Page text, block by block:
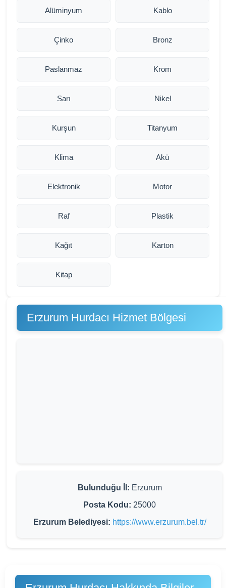
Alüminyum Kablo
Çinko Bronz
Paslanmaz Krom
Sarı Nikel
Kurşun Titanyum
Klima Akü
Elektronik Motor
Raf Plastik
Kağıt Karton
Kitap
Erzurum Hurdacı Hizmet Bölgesi
Bulunduğu İl: Erzurum
Posta Kodu: 25000
Erzurum Belediyesi: https://www.erzurum.bel.tr/